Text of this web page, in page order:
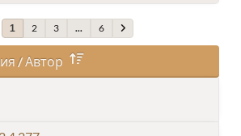
1 2 3 ... 6
/Автор